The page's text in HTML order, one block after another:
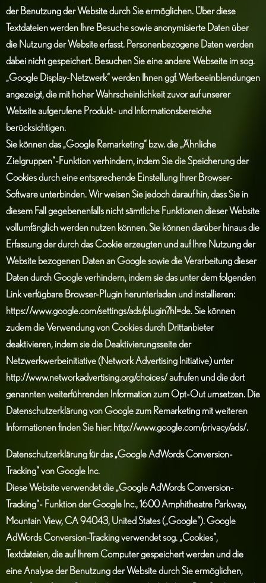
der Benutzung der Website durch Sie ermöglichen. Über diese
Textdateien werden Ihre Besuche sowie anonymisierte Daten über
die Nutzung der Website erfasst. Personenbezogene Daten werden
dabei nicht gespeichert. Besuchen Sie eine andere Webseite im sog.
„Google Display-Netzwerk“ werden Ihnen ggf. Werbeeinblendungen
angezeigt, die mit hoher Wahrscheinlichkeit zuvor auf unserer
Website aufgerufene Produkt- und Informationsbereiche
berücksichtigen.
Sie können das „Google Remarketing“ bzw. die „Ähnliche
Zielgruppen“-Funktion verhindern, indem Sie die Speicherung der
Cookies durch eine entsprechende Einstellung Ihrer Browser-
Software unterbinden. Wir weisen Sie jedoch darauf hin, dass Sie in
diesem Fall gegebenenfalls nicht sämtliche Funktionen dieser Website
vollumfänglich werden nutzen können. Sie können darüber hinaus die
Erfassung der durch das Cookie erzeugten und auf Ihre Nutzung der
Website bezogenen Daten an Google sowie die Verarbeitung dieser
Daten durch Google verhindern, indem sie das unter dem folgenden
Link verfügbare Browser-Plugin herunterladen und installieren:
https://www.google.com/settings/ads/plugin?hl=de. Sie können
zudem die Verwendung von Cookies durch Drittanbieter
deaktivieren, indem sie die Deaktivierungsseite der
Netzwerkwerbeinitiative (Network Advertising Initiative) unter
http://www.networkadvertising.org/choices/aufrufen und die dort
genannten weiterführenden Information zum Opt-Out umsetzen. Die
Datenschutzerklärung von Google zum Remarketing mit weiteren
Informationen finden Sie hier: http://www.google.com/privacy/ads/.
Datenschutzerklärung für das „Google AdWords Conversion-
Tracking“ von Google Inc.
Diese Website verwendet die „Google AdWords Conversion-
Tracking“- Funktion der Google Inc., 1600 Amphitheatre Parkway,
Mountain View, CA 94043, United States („Google“). Google
AdWords Conversion-Tracking verwendet sog. „Cookies“,
Textdateien, die auf Ihrem Computer gespeichert werden und die
eine Analyse der Benutzung der Website durch Sie ermöglichen,